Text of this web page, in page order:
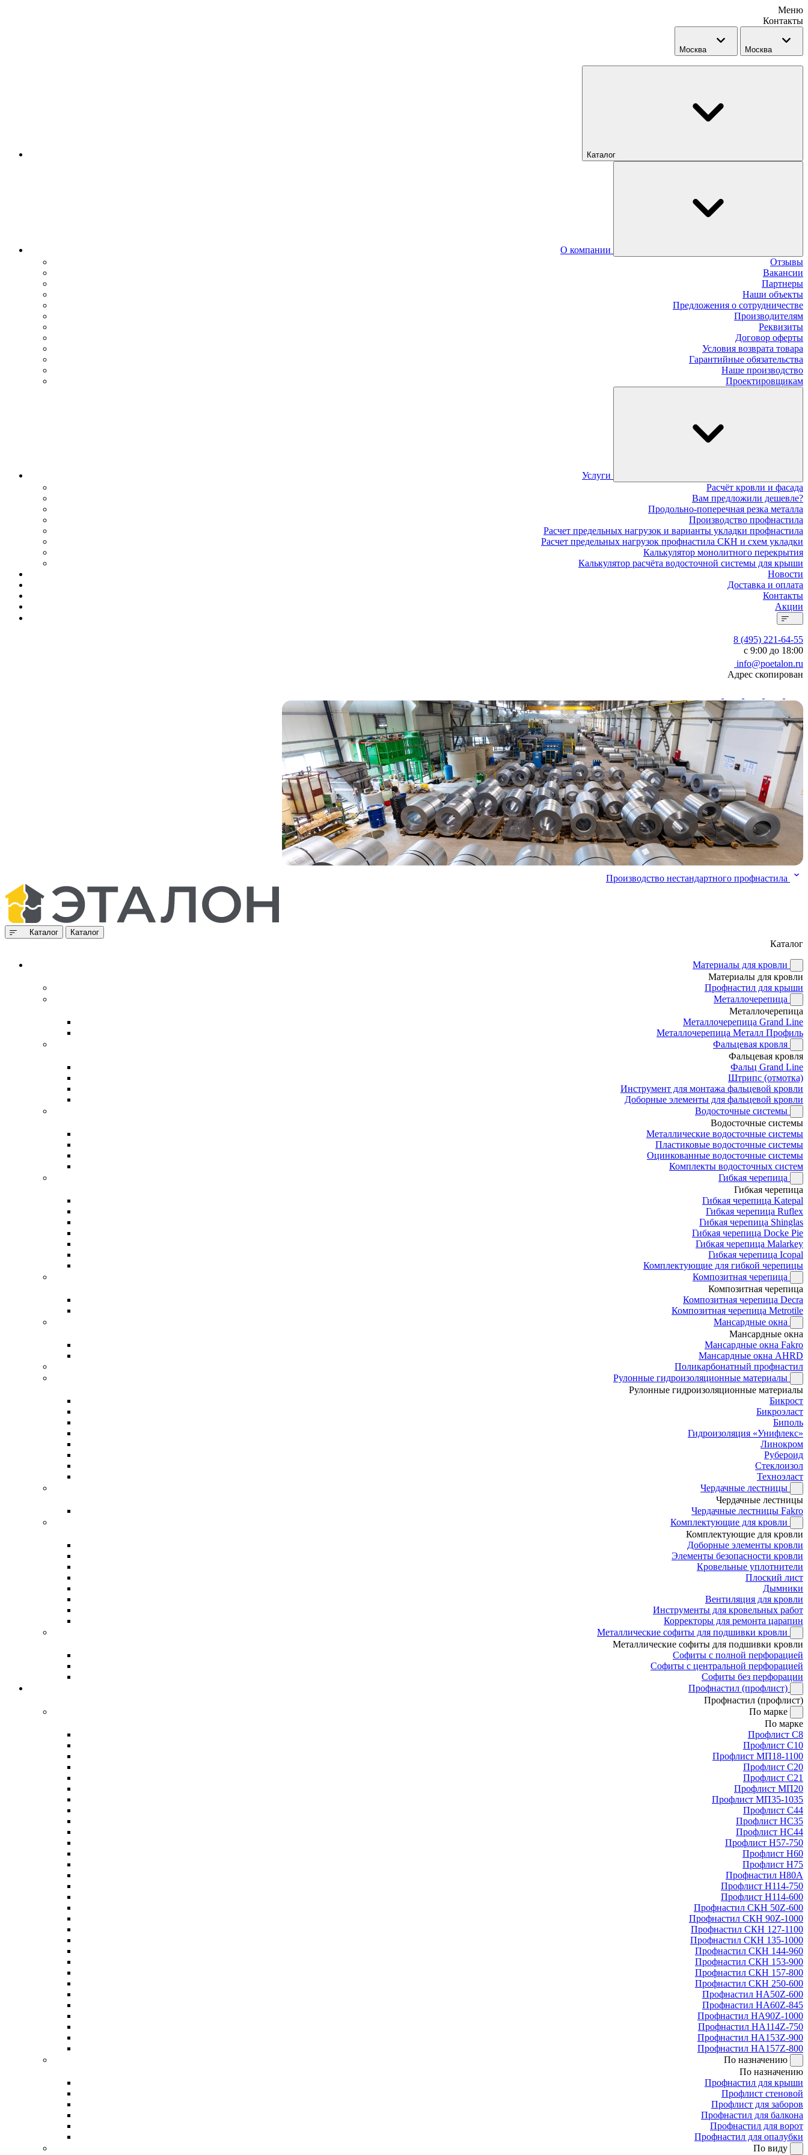
Меню
Контакты
Москва Москва
Каталог
О компании
Отзывы
Вакансии
Партнеры
Наши объекты
Предложения о сотрудничестве
Производителям
Реквизиты
Договор оферты
Условия возврата товара
Гарантийные обязательства
Наше производство
Проектировщикам
Услуги
Расчёт кровли и фасада
Вам предложили дешевле?
Продольно-поперечная резка металла
Производство профнастила
Расчет предельных нагрузок и варианты укладки профнастила
Расчет предельных нагрузок профнастила СКН и схем укладки
Калькулятор монолитного перекрытия
Калькулятор расчёта водосточной системы для крыши
Новости
Доставка и оплата
Контакты
Акции
8 (495) 221-64-55
с 9:00 до 18:00
info@poetalon.ru
Адрес скопирован
Производство нестандартного профнастила
Каталог Каталог
Каталог
Материалы для кровли
Материалы для кровли
Профнастил для крыши
Металлочерепица
Металлочерепица
Металлочерепица Grand Line
Металлочерепица Металл Профиль
Фальцевая кровля
Фальцевая кровля
Фальц Grand Line
Штрипс (отмотка)
Инструмент для монтажа фальцевой кровли
Доборные элементы для фальцевой кровли
Водосточные системы
Водосточные системы
Металлические водосточные системы
Пластиковые водосточные системы
Оцинкованные водосточные системы
Комплекты водосточных систем
Гибкая черепица
Гибкая черепица
Гибкая черепица Katepal
Гибкая черепица Ruflex
Гибкая черепица Shinglas
Гибкая черепица Docke Pie
Гибкая черепица Malarkey
Гибкая черепица Icopal
Комплектующие для гибкой черепицы
Композитная черепица
Композитная черепица
Композитная черепица Decra
Композитная черепица Metrotile
Мансардные окна
Мансардные окна
Мансардные окна Fakro
Мансардные окна AHRD
Поликарбонатный профнастил
Рулонные гидроизоляционные материалы
Рулонные гидроизоляционные материалы
Бикрост
Бикроэласт
Биполь
Гидроизоляция «Унифлекс»
Линокром
Рубероид
Стеклоизол
Техноэласт
Чердачные лестницы
Чердачные лестницы
Чердачные лестницы Fakro
Комплектующие для кровли
Комплектующие для кровли
Доборные элементы кровли
Элементы безопасности кровли
Кровельные уплотнители
Плоский лист
Дымники
Вентиляция для кровли
Инструменты для кровельных работ
Корректоры для ремонта царапин
Металлические софиты для подшивки кровли
Металлические софиты для подшивки кровли
Софиты с полной перфорацией
Софиты с центральной перфорацией
Софиты без перфорации
Профнастил (профлист)
Профнастил (профлист)
По марке
По марке
Профлист С8
Профлист С10
Профлист МП18-1100
Профлист С20
Профлист С21
Профлист МП20
Профлист МП35-1035
Профлист С44
Профлист НС35
Профлист НС44
Профлист Н57-750
Профлист Н60
Профлист Н75
Профнастил Н80А
Профлист Н114-750
Профлист Н114-600
Профнастил СКН 50Z-600
Профнастил СКН 90Z-1000
Профнастил СКН 127-1100
Профнастил СКН 135-1000
Профнастил СКН 144-960
Профнастил СКН 153-900
Профнастил СКН 157-800
Профнастил СКН 250-600
Профнастил НА50Z-600
Профнастил НА60Z-845
Профнастил НА90Z-1000
Профнастил НА114Z-750
Профнастил НА153Z-900
Профнастил НА157Z-800
По назначению
По назначению
Профнастил для крыши
Профлист стеновой
Профлист для заборов
Профнастил для балкона
Профнастил для ворот
Профнастил для опалубки
По виду